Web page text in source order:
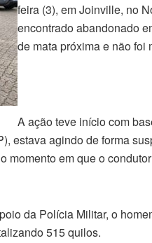
feira (3), em Joinville, no
encontrado abandonado
de mata próxima e não foi
A ação teve início com
estava agindo de forma
momento em que o
da Polícia Militar, o
515 quilos.